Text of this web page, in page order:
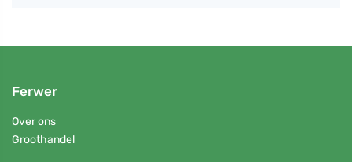
Ferwer
Over ons
Groothandel